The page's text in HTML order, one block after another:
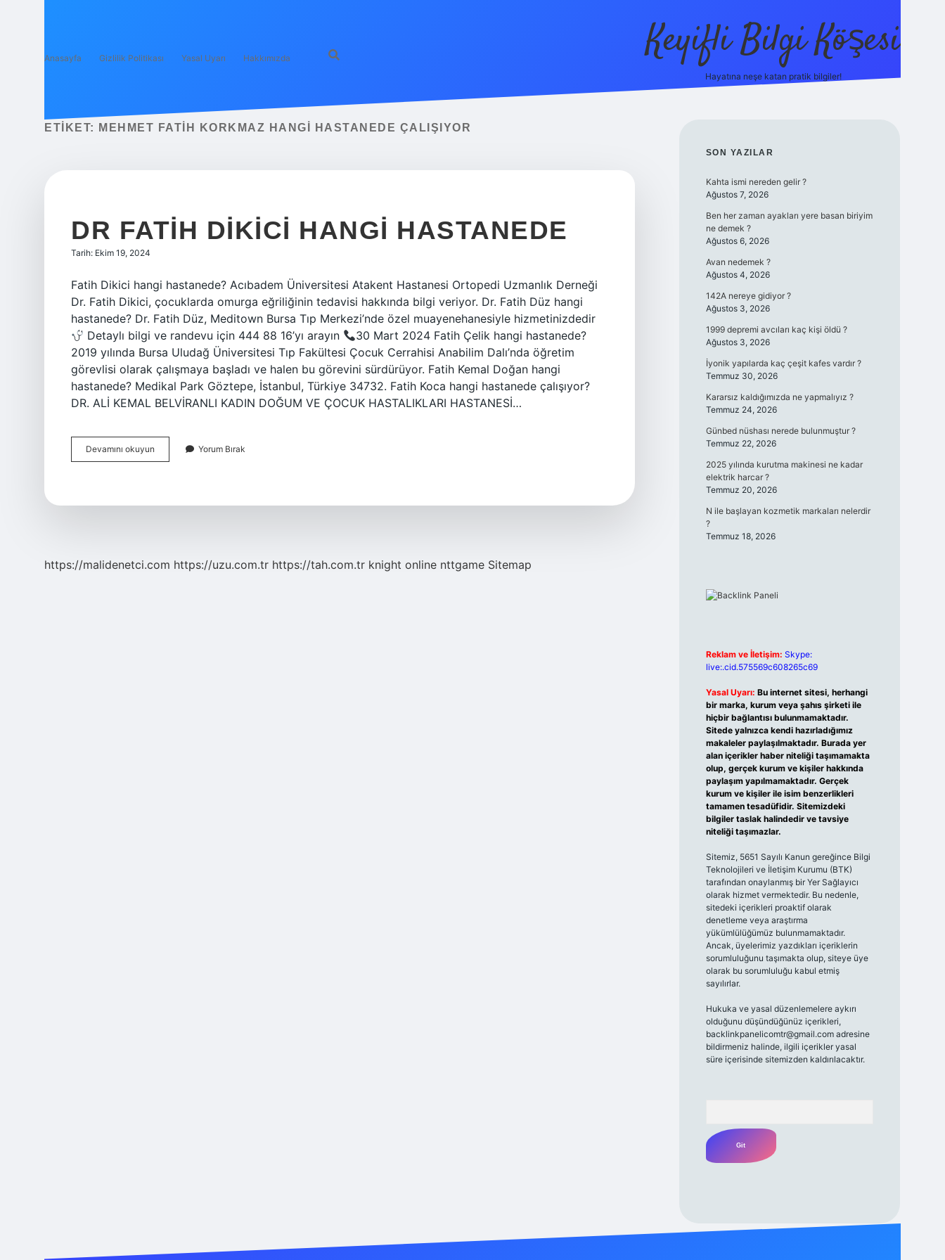
Anasayfa Gizlilik Politikası Yasal Uyarı Hakkımızda Keyifli Bilgi Köşesi
Hayatına neşe katan pratik bilgiler!
ETIKET: MEHMET FATIH KORKMAZ HANGI HASTANEDE ÇALIŞIYOR
DR FATIH DIKICI HANGI HASTANEDE
Tarih: Ekim 19, 2024
Fatih Dikici hangi hastanede? Acıbadem Üniversitesi Atakent Hastanesi Ortopedi Uzmanlık Derneği
Dr. Fatih Dikici, çocuklarda omurga eğriliğinin tedavisi hakkında bilgi veriyor. Dr. Fatih Düz hangi
hastanede? Dr. Fatih Düz, Meditown Bursa Tıp Merkezi’nde özel muayenehanesiyle hizmetinizdedir
Detaylı bilgi ve randevu için 444 88 16’yı arayın
30 Mart 2024 Fatih Çelik hangi hastanede?
2019 yılında Bursa Uludağ Üniversitesi Tıp Fakültesi Çocuk Cerrahisi Anabilim Dalı’nda öğretim
görevlisi olarak çalışmaya başladı ve halen bu görevini sürdürüyor. Fatih Kemal Doğan hangi
hastanede? Medikal Park Göztepe, İstanbul, Türkiye 34732. Fatih Koca hangi hastanede çalışıyor?
DR. ALİ KEMAL BELVİRANLI KADIN DOĞUM VE ÇOCUK HASTALIKLARI HASTANESİ…
Devamını okuyun
Fatih
Yorum Bırak
https://malidenetci.com https://uzu.com.tr https://tah.com.tr knight online nttgame Sitemap
SIDEBAR
SON YAZILAR
Kahta ismi nereden gelir ?
Ağustos 7, 2026
Ben her zaman ayakları yere basan biriyim
ne demek ?
Ağustos 6, 2026
Avan nedemek ?
Ağustos 4, 2026
142A nereye gidiyor ?
Ağustos 3, 2026
1999 depremi avcıları kaç kişi öldü ?
Ağustos 3, 2026
İyonik yapılarda kaç çeşit kafes vardır ?
Temmuz 30, 2026
Kararsız kaldığımızda ne yapmalıyız ?
Temmuz 24, 2026
Günbed nüshası nerede bulunmuştur ?
Temmuz 22, 2026
2025 yılında kurutma makinesi ne kadar
elektrik harcar ?
Temmuz 20, 2026
N ile başlayan kozmetik markaları nelerdir
?
Temmuz 18, 2026
Reklam ve İletişim: Skype:
live:.cid.575569c608265c69
Yasal Uyarı: Bu internet sitesi, herhangi
bir marka, kurum veya şahıs şirketi ile
hiçbir bağlantısı bulunmamaktadır.
Sitede yalnızca kendi hazırladığımız
makaleler paylaşılmaktadır. Burada yer
alan içerikler haber niteliği taşımamakta
olup, gerçek kurum ve kişiler hakkında
paylaşım yapılmamaktadır. Gerçek
kurum ve kişiler ile isim benzerlikleri
tamamen tesadüfidir. Sitemizdeki
bilgiler taslak halindedir ve tavsiye
niteliği taşımazlar.
Sitemiz, 5651 Sayılı Kanun gereğince Bilgi
Teknolojileri ve İletişim Kurumu (BTK)
tarafından onaylanmış bir Yer Sağlayıcı
olarak hizmet vermektedir. Bu nedenle,
sitedeki içerikleri proaktif olarak
denetleme veya araştırma
yükümlülüğümüz bulunmamaktadır.
Ancak, üyelerimiz yazdıkları içeriklerin
sorumluluğunu taşımakta olup, siteye üye
olarak bu sorumluluğu kabul etmiş
sayılırlar.
Hukuka ve yasal düzenlemelere aykırı
olduğunu düşündüğünüz içerikleri,
backlinkpanelicomtr@gmail.comadresine
bildirmeniz halinde, ilgili içerikler yasal
süre içerisinde sitemizden kaldırılacaktır.